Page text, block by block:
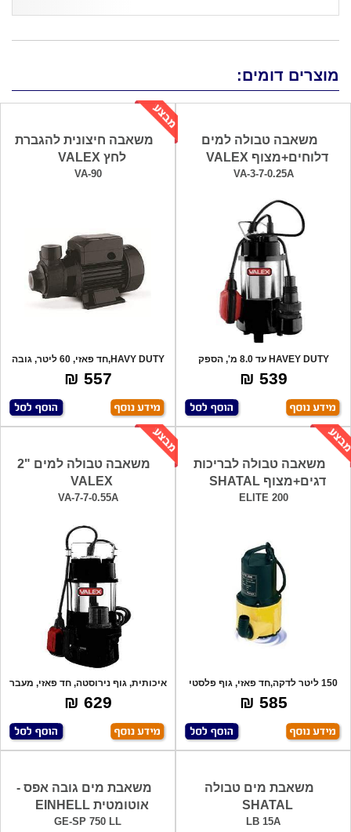
מוצרים דומים:
משאבה טבולה למים
דלוחים+מצוף VALEX
VA-3-7-0.25A
HAVEY DUTY עד 8.0 מ', הספק
שאיבה 110 לי
539 ₪
משאבה חיצונית להגברת
לחץ VALEX
VA-90
HAVY DUTY,חד פאזי, 60 ליטר, גובה
סניקה 6
557 ₪
משאבה טבולה לבריכות
דגים+מצוף SHATAL
ELITE 200
150 ליטר לדקה,חד פאזי, גוף פלסטי
איכותי
585 ₪
משאבה טבולה למים "2
VALEX
VA-7-7-0.55A
איכותית, גוף נירוסטה, חד פאזי, מעבר
חופש
629 ₪
משאבת מים טבולה
SHATAL
LB 15A
משאבת מים גובה אפס -
אוטומטית EINHELL
GE-SP 750 LL